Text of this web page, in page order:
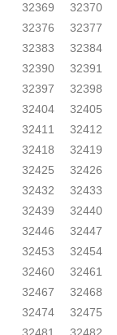
32369
32370
32376
32377
32383
32384
32390
32391
32397
32398
32404
32405
32411
32412
32418
32419
32425
32426
32432
32433
32439
32440
32446
32447
32453
32454
32460
32461
32467
32468
32474
32475